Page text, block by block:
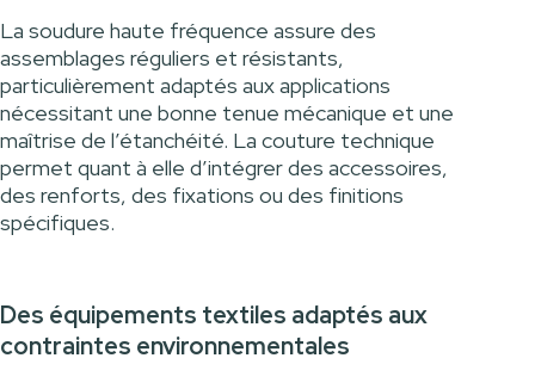
La soudure haute fréquence assure des
assemblages réguliers et résistants,
particulièrement adaptés aux applications
nécessitant une bonne tenue mécanique et une
maîtrise de l’étanchéité. La couture technique
permet quant à elle d’intégrer des accessoires,
des renforts, des fixations ou des finitions
spécifiques.
Des équipements textiles adaptés aux
contraintes environnementales